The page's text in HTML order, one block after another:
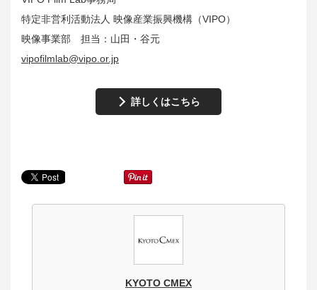
特定非営利活動法人 映像産業振興機構（VIPO）
映像事業部 担当：山田・谷元
vipofilmlab@vipo.or.jp
詳しくはこちら
KYOTO CMEX